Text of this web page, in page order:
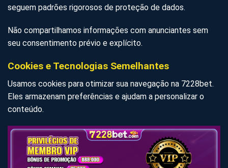
seguem padrões rigorosos de proteção de dados.
Não compartilhamos informações com anunciantes sem
seu consentimento prévio e explícito.
Cookies e Tecnologias Semelhantes
Usamos cookies para otimizar sua navegação na 7228bet.
Eles armazenam preferências e ajudam a personalizar o
conteúdo.